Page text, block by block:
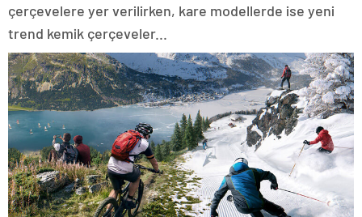
çerçevelere yer verilirken, kare modellerde ise yeni
trend kemik çerçeveler...